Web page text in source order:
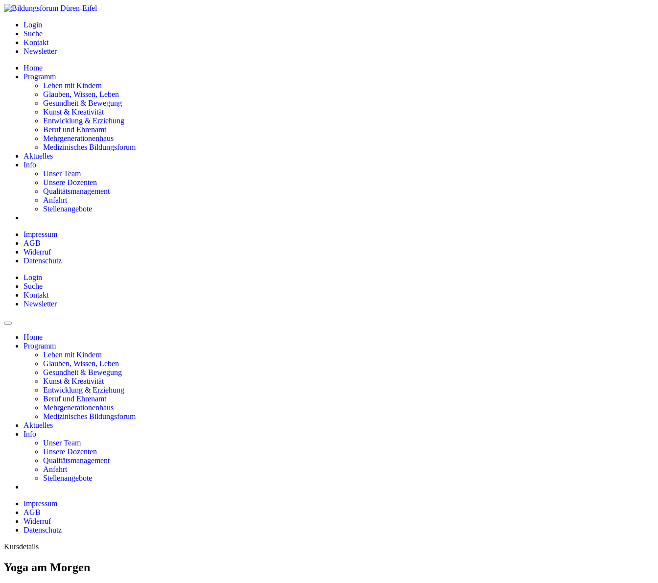
Login
Suche
Kontakt
Newsletter
Home
Programm
Leben mit Kindern
Glauben, Wissen, Leben
Gesundheit & Bewegung
Kunst & Kreativität
Entwicklung & Erziehung
Beruf und Ehrenamt
Mehrgenerationenhaus
Medizinisches Bildungsforum
Aktuelles
Info
Unser Team
Unsere Dozenten
Qualitätsmanagement
Anfahrt
Stellenangebote
Impressum
AGB
Widerruf
Datenschutz
Login
Suche
Kontakt
Newsletter
Home
Programm
Leben mit Kindern
Glauben, Wissen, Leben
Gesundheit & Bewegung
Kunst & Kreativität
Entwicklung & Erziehung
Beruf und Ehrenamt
Mehrgenerationenhaus
Medizinisches Bildungsforum
Aktuelles
Info
Unser Team
Unsere Dozenten
Qualitätsmanagement
Anfahrt
Stellenangebote
Impressum
AGB
Widerruf
Datenschutz
Kursdetails
Yoga am Morgen